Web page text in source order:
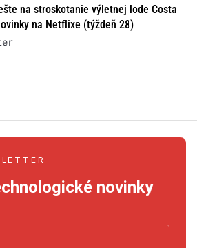
na stroskotanie výletnej lode Costa
na Netflixe (týždeň 28)
novinky